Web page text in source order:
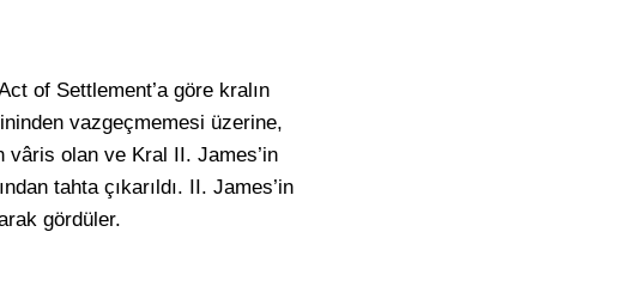
of Settlement’a göre kralın
vazgeçmemesi üzerine,
vâris olan ve Kral II. James’in
tahta çıkarıldı. II. James’in
gördüler.